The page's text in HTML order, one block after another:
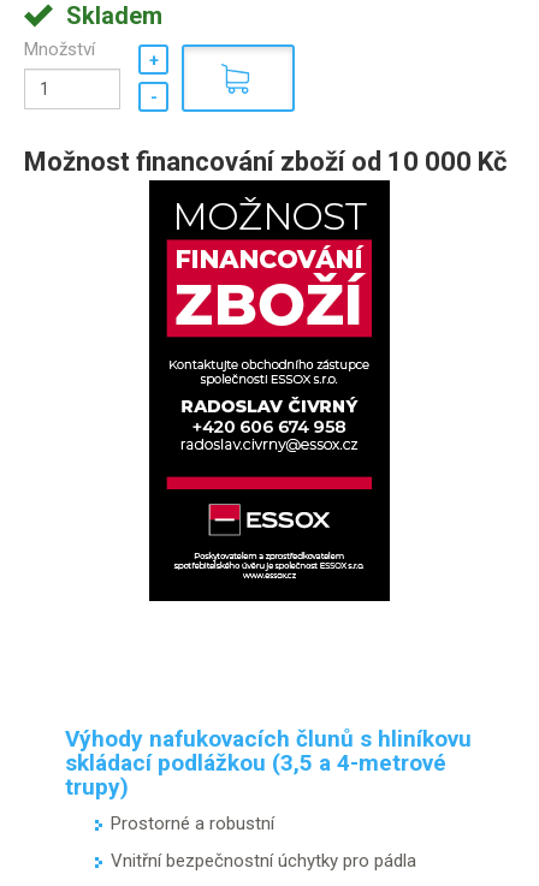
Skladem
Množství
Možnost financování zboží od 10 000 Kč
Výhody nafukovacích člunů s hliníkovu
skládací podlážkou (3,5 a 4-metrové
trupy)
Prostorné a robustní
Vnitřní bezpečnostní úchytky pro pádla